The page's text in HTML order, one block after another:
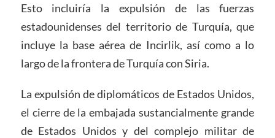
Esto incluiría la expulsión de las fuerzas
estadounidenses del territorio de Turquía, que
incluye la base aérea de Incirlik, así como a lo
largo de la frontera de Turquía con Siria.
La expulsión de diplomáticos de Estados Unidos,
el cierre de la embajada sustancialmente grande
de Estados Unidos y del complejo militar de